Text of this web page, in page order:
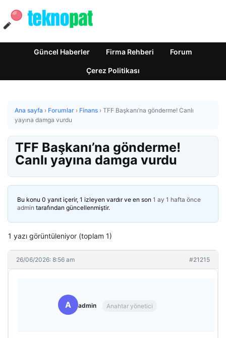
Güncel Haberler Firma Rehberi Forum
Çerez Politikası
Ana sayfa › Forumlar › Finans › TFF Başkanı’na gönderme! Canlı
yayına damga vurdu
TFF Başkanı’na gönderme!
Canlı yayına damga vurdu
Bu konu 0 yanıt içerir, 1 izleyen vardır ve en son 1 ay 1 hafta önce
admin tarafından güncellenmiştir.
1 yazı görüntüleniyor (toplam 1)
26/06/2026: 8:56 am #21215
A admin Anahtar yönetici